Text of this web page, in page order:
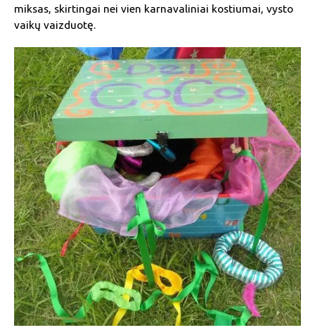
miksas, skirtingai nei vien karnavaliniai kostiumai, vysto
vaikų vaizduotę.